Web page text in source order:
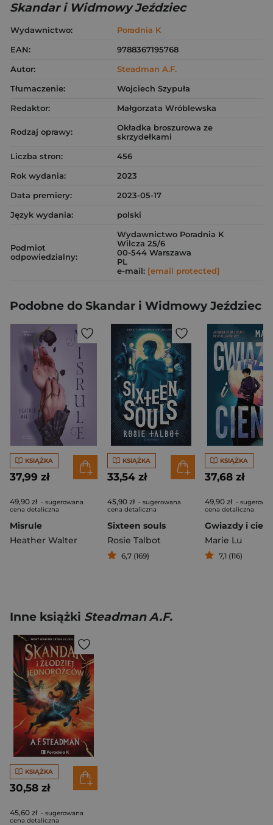
Skandar i Widmowy Jeździec
Wydawnictwo:
Poradnia K
EAN:
9788367195768
Autor:
Steadman A.F.
Tłumaczenie:
Wojciech Szypuła
Redaktor:
Małgorzata Wróblewska
Rodzaj oprawy:
Okładka broszurowa ze
skrzydełkami
Liczba stron:
456
Rok wydania:
2023
Data premiery:
2023-05-17
Język wydania:
polski
Podmiot
odpowiedzialny:
Wydawnictwo Poradnia K
Wilcza 25/6
00-544 Warszawa
PL
e-mail: [email protected]
Podobne do Skandar i Widmowy Jeździec
KSIĄŻKA
37,99 zł
49,90 zł - sugerowana
cena detaliczna
Misrule
Heather Walter
KSIĄŻKA
33,54 zł
45,90 zł - sugerowana
cena detaliczna
Sixteen souls
Rosie Talbot
6,7 (169)
KSIĄŻKA
37,68 zł
49,90 zł -
cena detaliczna
Gwiazdy i
Marie Lu
7,1 (116)
Inne książki Steadman A.F.
KSIĄŻKA
30,58 zł
45,60 zł - sugerowana
cena detaliczna